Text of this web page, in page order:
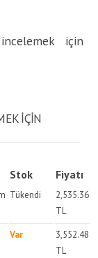
için
IÇIN
Stok Fiyatı
Tükendi
2,535.36
TL
Var
3,552.48
TL